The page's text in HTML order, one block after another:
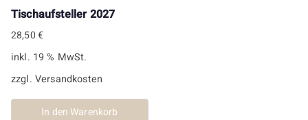
Tischaufsteller 2027
28,50€
inkl. 19 % MwSt.
zzgl. Versandkosten
In den Warenkorb